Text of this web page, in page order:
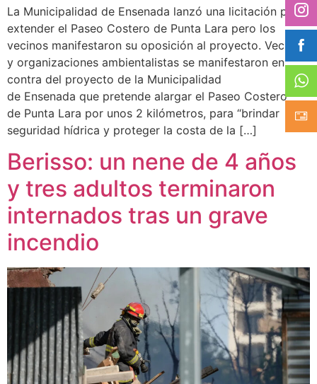
La Municipalidad de Ensenada lanzó una licitación para
extender el Paseo Costero de Punta Lara pero los
vecinos manifestaron su oposición al proyecto. Vecinos
y organizaciones ambientalistas se manifestaron en
contra del proyecto de la Municipalidad
de Ensenada que pretende alargar el Paseo Costero
de Punta Lara por unos 2 kilómetros, para “brindar
seguridad hídrica y proteger la costa de la […]
Berisso: un nene de 4 años
y tres adultos terminaron
internados tras un grave
incendio